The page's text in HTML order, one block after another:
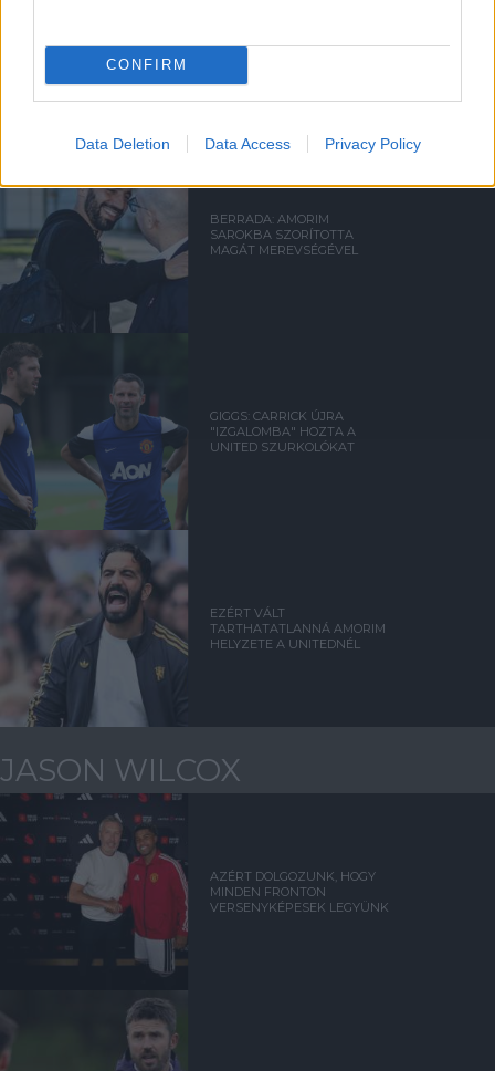
CONFIRM
Data Deletion Data Access Privacy Policy
SZURKOLÓKTÓL
BERRADA: AMORIM
SAROKBA SZORÍTOTTA
MAGÁT MEREVSÉGÉVEL
GIGGS: CARRICK ÚJRA
"IZGALOMBA" HOZTA A
UNITED SZURKOLÓKAT
EZÉRT VÁLT
TARTHATATLANNÁ AMORIM
HELYZETE A UNITEDNÉL
JASON WILCOX
AZÉRT DOLGOZUNK, HOGY
MINDEN FRONTON
VERSENYKÉPESEK LEGYÜNK